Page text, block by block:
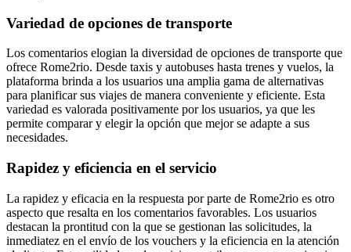
Variedad de opciones de transporte
Los comentarios elogian la diversidad de opciones de transporte que
ofrece Rome2rio. Desde taxis y autobuses hasta trenes y vuelos, la
plataforma brinda a los usuarios una amplia gama de alternativas
para planificar sus viajes de manera conveniente y eficiente. Esta
variedad es valorada positivamente por los usuarios, ya que les
permite comparar y elegir la opción que mejor se adapte a sus
necesidades.
Rapidez y eficiencia en el servicio
La rapidez y eficacia en la respuesta por parte de Rome2rio es otro
aspecto que resalta en los comentarios favorables. Los usuarios
destacan la prontitud con la que se gestionan las solicitudes, la
inmediatez en el envío de los vouchers y la eficiencia en la atención